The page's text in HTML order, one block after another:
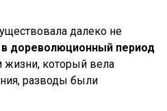
далеко не
в дореволюционный период
жизни, который вела
разводы были